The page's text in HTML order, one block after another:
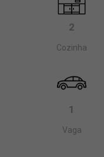
2
Cozinha
1
Vaga